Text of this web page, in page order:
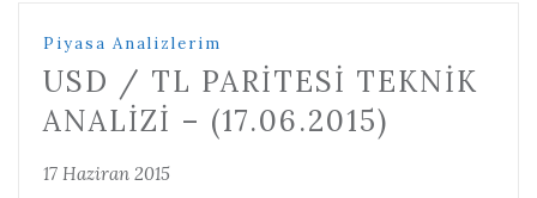
Piyasa Analizlerim
USD / TL PARITESI TEKNIK
ANALIZI – (17.06.2015)
17 Haziran 2015